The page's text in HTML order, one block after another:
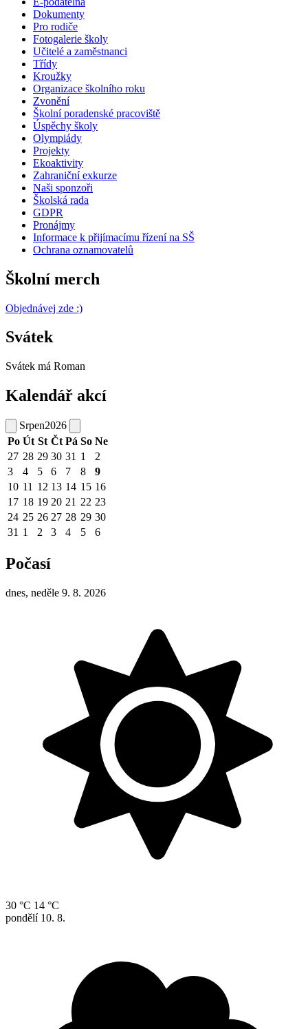
Dokumenty
Pro rodiče
Fotogalerie školy
Učitelé a zaměstnanci
Třídy
Kroužky
Organizace školního roku
Zvonění
Školní poradenské pracoviště
Úspěchy školy
Olympiády
Projekty
Ekoaktivity
Zahraniční exkurze
Naši sponzoři
Školská rada
GDPR
Pronájmy
Informace k přijímacímu řízení na SŠ
Ochrana oznamovatelů
Školní merch
Objednávej zde :)
Svátek
Svátek má Roman
Kalendář akcí
Srpen2026
Po Út St Čt Pá So Ne
27 28 29 30 31 1
2
3
4 5 6 7 8
9
10 11 12 13 14 15 16
17 18 19 20 21 22 23
24 25 26 27 28 29 30
31 1 2 3 4 5 6
Počasí
dnes, neděle 9. 8. 2026
30 °C 14 °C
pondělí 10. 8.